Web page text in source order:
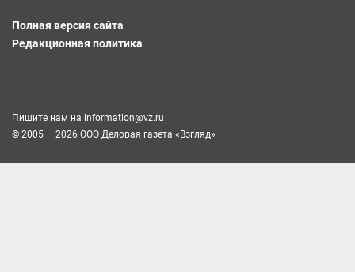
Полная версия сайта
Редакционная политика
Пишите нам на information@vz.ru
© 2005 — 2026 ООО Деловая газета «Взгляд»